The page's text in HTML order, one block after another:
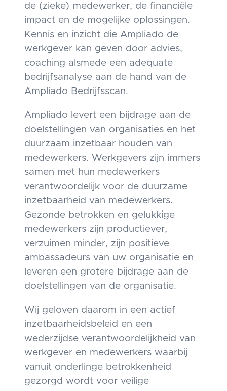
de (zieke) medewerker, de financiële
impact en de mogelijke oplossingen.
Kennis en inzicht die Ampliado de
werkgever kan geven door advies,
coaching alsmede een adequate
bedrijfsanalyse aan de hand van de
Ampliado Bedrijfsscan.
Ampliado levert een bijdrage aan de
doelstellingen van organisaties en het
duurzaam inzetbaar houden van
medewerkers. Werkgevers zijn immers
samen met hun medewerkers
verantwoordelijk voor de duurzame
inzetbaarheid van medewerkers.
Gezonde betrokken en gelukkige
medewerkers zijn productiever,
verzuimen minder, zijn positieve
ambassadeurs van uw organisatie en
leveren een grotere bijdrage aan de
doelstellingen van de organisatie.
Wij geloven daarom in een actief
inzetbaarheidsbeleid en een
wederzijdse verantwoordelijkheid van
werkgever en medewerkers waarbij
vanuit onderlinge betrokkenheid
gezorgd wordt voor veilige